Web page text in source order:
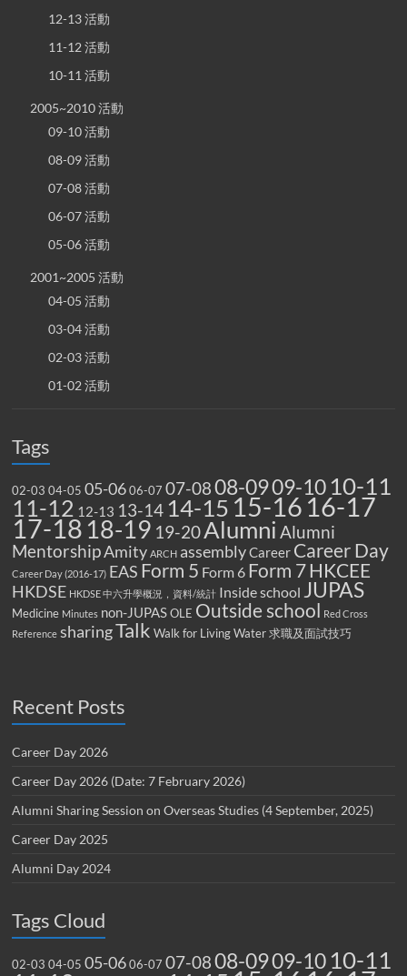
12-13 活動
11-12 活動
10-11 活動
2005~2010 活動
09-10 活動
08-09 活動
07-08 活動
06-07 活動
05-06 活動
2001~2005 活動
04-05 活動
03-04 活動
02-03 活動
01-02 活動
Tags
02-03 04-05 05-06 06-07 07-0808-0909-10 10-11
11-12 12-13 13-14 14-15 15-16 16-17
17-18 18-19 19-20Alumni Alumni
MentorshipAmity ARCH assemblyCareer Career Day
Career Day (2016-17) EAS Form 5 Form 6 Form 7HKCEE
HKDSE HKDSE 中六升學概況，資料/統計 Inside school JUPAS
Medicine Minutes non-JUPAS OLE Outside school Red Cross
Reference sharingTalk Walk for Living Water 求職及面試技巧
Recent Posts
Career Day 2026
Career Day 2026 (Date: 7 February 2026)
Alumni Sharing Session on Overseas Studies (4 September, 2025)
Career Day 2025
Alumni Day 2024
Tags Cloud
02-03 04-05 05-06 06-07 07-0808-0909-10 10-11